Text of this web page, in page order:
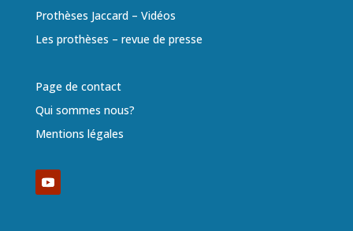
Prothèses Jaccard – Vidéos
Les prothèses – revue de presse
Page de contact
Qui sommes nous?
Mentions légales